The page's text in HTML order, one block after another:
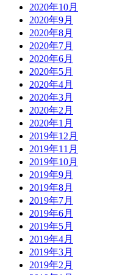
2020年10月
2020年9月
2020年8月
2020年7月
2020年6月
2020年5月
2020年4月
2020年3月
2020年2月
2020年1月
2019年12月
2019年11月
2019年10月
2019年9月
2019年8月
2019年7月
2019年6月
2019年5月
2019年4月
2019年3月
2019年2月